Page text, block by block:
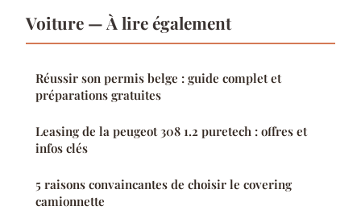
Voiture — À lire également
Réussir son permis belge : guide complet et
préparations gratuites
Leasing de la peugeot 308 1.2 puretech : offres et
infos clés
5 raisons convaincantes de choisir le covering
camionnette